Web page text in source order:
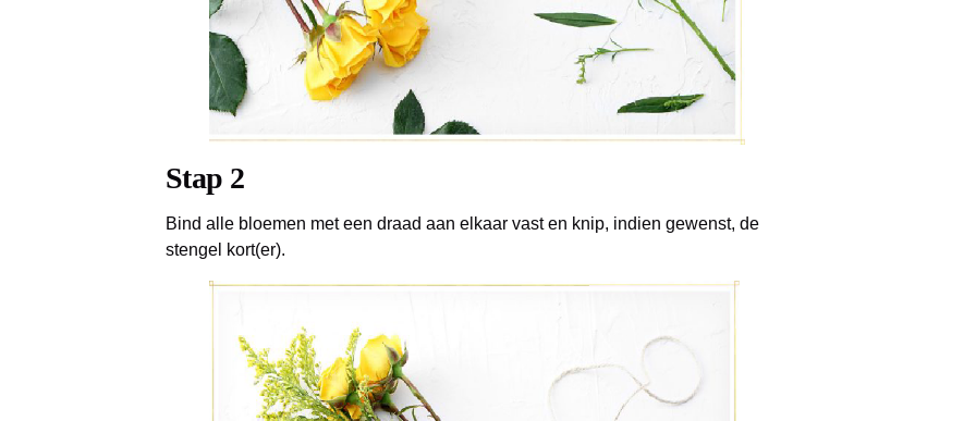
Stap 2
Bind alle bloemen met een draad aan elkaar vast en knip, indien gewenst, de
stengel kort(er).